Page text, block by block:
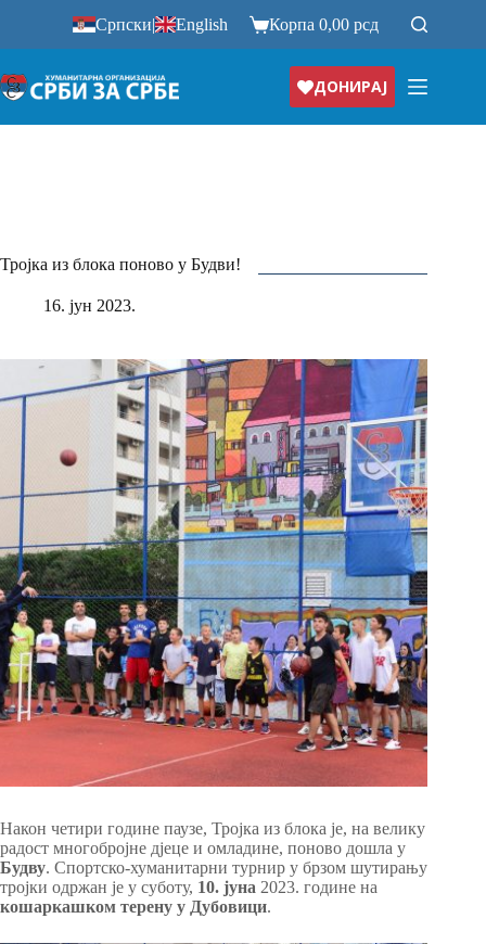
Српски| English Корпа0,00рсд
ДОНИРАЈ
Тројка из блока поново у Будви!
16. јун 2023.
Након четири године паузе, Тројка из блока је, на велику
радост многобројне дјеце и омладине, поново дошла у
Будву. Спортско-хуманитарни турнир у брзом шутирању
тројки одржан је у суботу, 10. јуна 2023. године на
кошаркашком терену у Дубовици.